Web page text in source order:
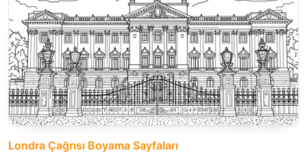
Londra Çağrısı Boyama Sayfaları